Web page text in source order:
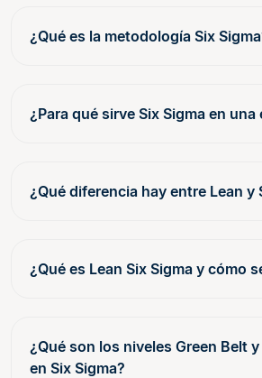
¿Qué es la metodología Six
¿Para qué sirve Six Sigma en una
¿Qué diferencia hay entre Lean y
¿Qué es Lean Six Sigma y cómo
¿Qué son los niveles Green Belt
en Six Sigma?